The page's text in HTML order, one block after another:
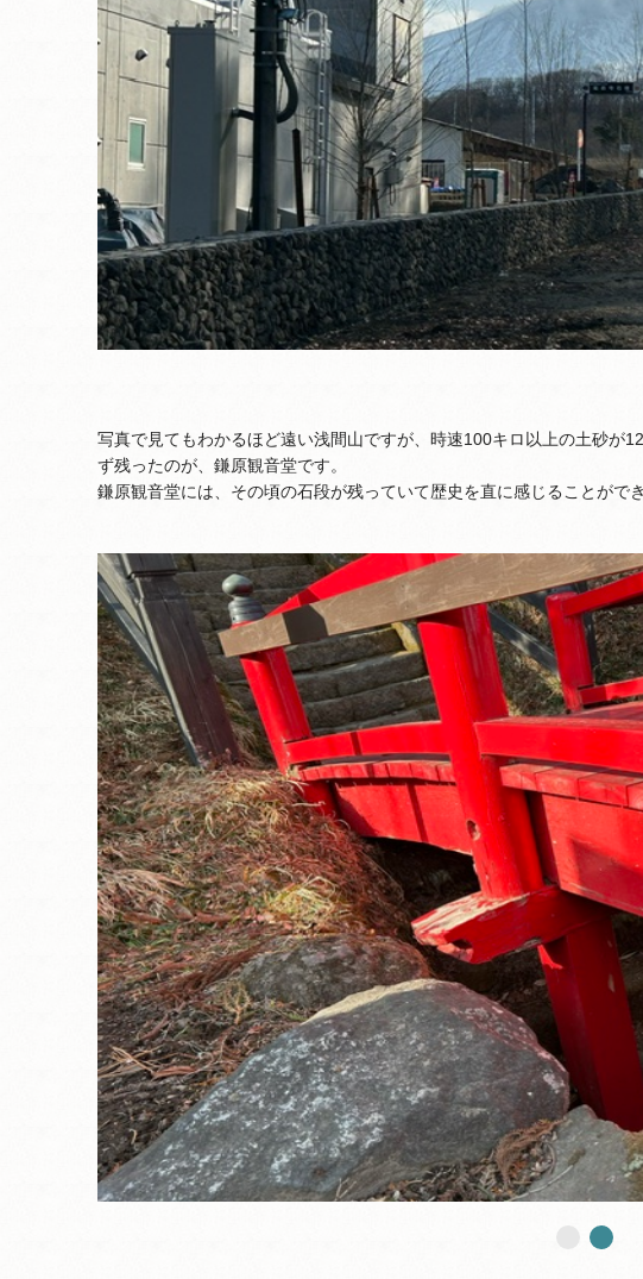
写真で見てもわかるほど遠い浅間山ですが、時速100キロ以上の土砂が
ず残ったのが、鎌原観音堂です。
鎌原観音堂には、その頃の石段が残っていて歴史を直に感じることができ